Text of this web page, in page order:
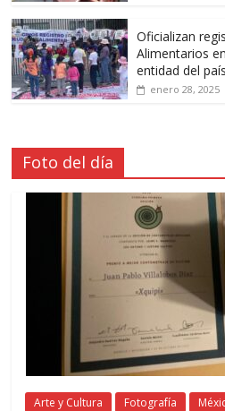
Oficializan
Alimentarios
entidad del
enero 28, 2025
Foto del día
Arte y Cultura Fotografía